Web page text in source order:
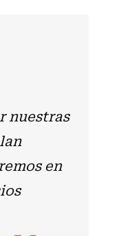
nuestras
en